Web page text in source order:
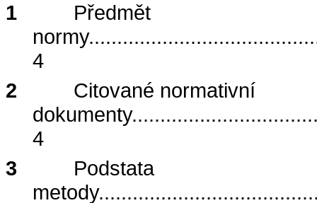
1
Předmět
normy
4
2
Citované normativní
dokumenty
4
3
Podstata
metody